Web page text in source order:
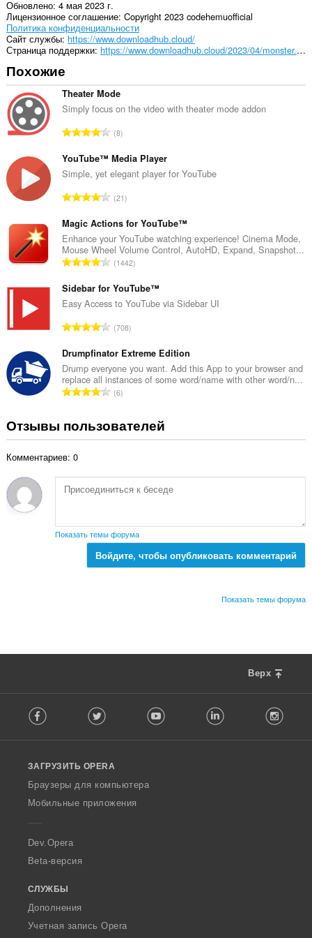
Обновлено 4 мая 2023 г.
Лицензионное соглашение Copyright 2023 codehemuofficial
Политика конфиденциальности
Cайт службы https://www.downloadhub.cloud/
Страница поддержки
https://www.downloadhub.cloud/2023/04/monster.html
Похожие
Theater Mode
Simply focus on the video with theater mode addon
В
е
г
о
е
н
о
к
:
8
YouTube™ Media Player
Simple, yet elegant player for YouTube
В
е
г
о
о
е
н
о
к
:
21
Magic Actions for YouTube™
Enhance your YouTube watching experience! Cinema Mode,
Mouse Wheel Volume Control, AutoHD, Expand, Snapshot...
В
е
г
о
е
н
о
к
1442
Sidebar for YouTube™
Easy Access to YouTube via Sidebar UI
В
е
г
о
о
е
н
:
708
Drumpfinator Extreme Edition
Drump everyone you want. Add this App to your browser and
replace all instances of some word/name with other word/n...
В
г
ц
е
к
:
6
Отзывы пользователей
Комментариев: 0
Показать темы форума
Войдите, чтобы опубликовать комментарий
Показать темы форума
Верх
o
w
O
p
a
Facebook Twitter Youtube LinkedIn
ЗАГРУЗИТЬ OPERA
Браузеры для компьютера
Мобильные приложения
Dev.Opera
Beta-версия
СЛУЖБЫ
Дополнения
Учетная запись Opera